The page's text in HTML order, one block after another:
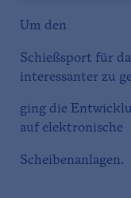
Um den
Schießsport für
interessanter zu
ging die
auf elektronische
Scheibenanlagen.